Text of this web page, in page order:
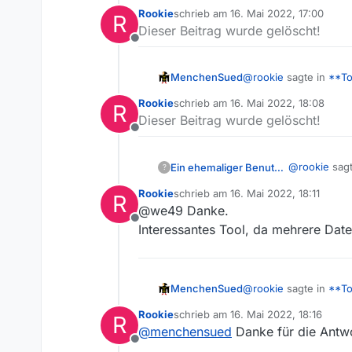
R
Offline
Rookieschrieb am 16. Mai 2022, 17:00
zuletzt editiert von
Dieser Beitrag wurde gelöscht!
MenchenSued@rookie sagte in
Resp. welche
Das beste Tool sind
oder die
liefern, haben nicht
R
Offline
Rookieschrieb am 16. Mai 2022, 18:08
zuletzt editiert von
Dieser Beitrag wurde gelöscht!
? Ein ehemaliger Benutzer @rookie
Audio-
Für
R
Offline
Rookieschrieb am 16. Mai 2022, 18:11
zuletzt editiert von
@we49 Danke.
Interessantes Tool, da mehrere
MenchenSued@rookie sagte in
Resp. welche
R
Offline
Rookieschrieb am 16. Mai 2022, 18:16
zuletzt editiert von
@menchensued Danke für die